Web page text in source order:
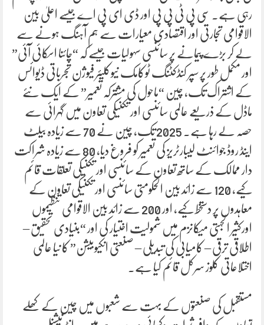
رہی ہے۔ سی پی ٹی پی پی اور ڈی ای پی اے جیسے اعلیٰ بین
الاقوامی تجارتی اور اقتصادی معیارات سے ہم آہنگ ہونے سے
لے کر بڑے پیمانے پر سائنسی سہولیات جیسے کہ “چائنا اسکائی آئی”
اور مکمل طور پر سپر کنڈکٹنگ ٹوکامک نیوکلیئر فیوژن تجرباتی ڈیوائس
کے اشتراک تک، چین “ماحول کی مشترکہ تعمیر” کے ایک نئے
ماڈل کے ذریعے عالمی سائنسی اور تکنیکی تعاون میں گہرائی سے
حصہ لے رہا ہے۔ 2025 تک، چین نے 70 سے زیادہ بیلٹ
اینڈ روڈ جوائنٹ لیبارٹریز کی تعمیر کو فروغ دیا، 80 سے زیادہ شراکت
دار ممالک کے ساتھ تعاون کے سائنسی اور تکنیکی تعلقات قائم
کیے، 120 سے زائد بین الحکومتی سائنسی اور تکنیکی تعاون کے
معاہدوں پر دستخط کیے، اور 200 سے زائد بین الاقوامی تنظیموں
اورکثیر الجہتی میکانزم میں شمولیت اختیار کی اور “بنیادی تحقیق –
اطلاقی ترقی – کامیابی کی تبدیلی – صنعتی انکیوبیشن” کا نیا عالمی
اختلاعاتی کلوز سرکل قائم کیا ہے۔
مستقبل کی صنعتوں کے بہت سے شعبوں میں چین کے کھلے